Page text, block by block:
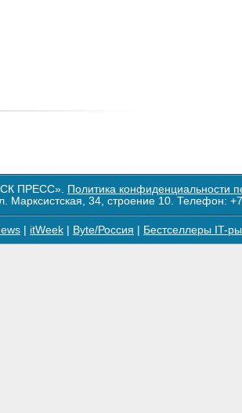
ПРЕСС». Политика конфиденциальности
Марксистская, 34, строение 10. Телефон:
itWeek Byte/Россия Бестселлеры IT-